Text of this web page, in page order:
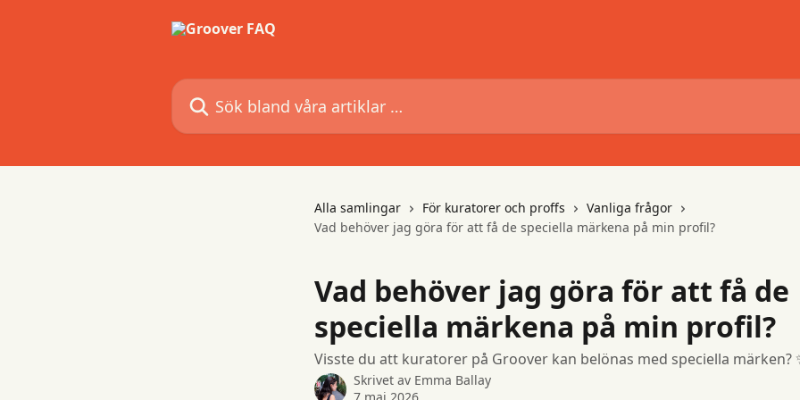
Sök bland våra artiklar …
Alla samlingar För kuratorer och proffs
Vanliga frågor
Vad behöver jag göra för att få de speciella märkena på min profil?
Vad behöver jag göra för att få de
speciella märkena på min profil?
Visste du att kuratorer på Groover kan belönas med speciella märken?
Skrivet av Emma Ballay